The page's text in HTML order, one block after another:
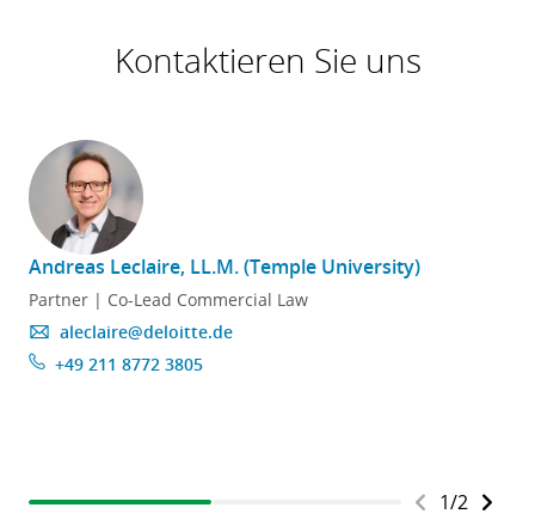
Kontaktieren Sie uns
Andreas Leclaire, LL.M. (Temple University)
Partner | Co-Lead Commercial Law
aleclaire@deloitte.de
+49 211 8772 3805
1/2